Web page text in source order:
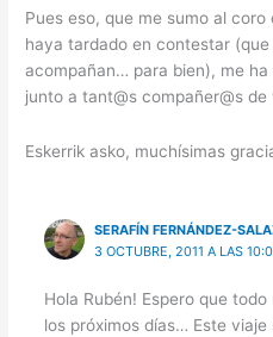
Pues eso, que me sumo al
haya tardado en contestar
acompañan… para bien), me
junto a tant@s compañer@s de
Eskerrik asko, muchísimas
SERAFÍN FERNÁNDEZ-
3 OCTUBRE, 2011 A LAS
Hola Rubén! Espero que
los próximos días… Este